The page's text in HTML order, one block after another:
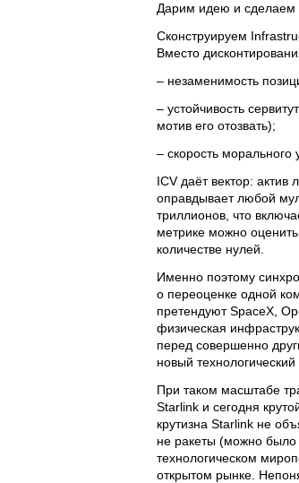
Дарим идею и сделаем
Сконструируем
Вместо
– незаменимость
– устойчивость
мотив его отозвать);
– скорость
ICV даёт вектор:
оправдывает любой
триллионов, что
метрике можно
количестве нулей.
Именно поэтому
о переоценке одной
претендуют SpaceX,
физическая
перед совершенно
новый технологический
При таком масштабе
Starlink и сегодня
крутизна Starlink не
не ракеты (можно было
технологическом
открытом рынке.